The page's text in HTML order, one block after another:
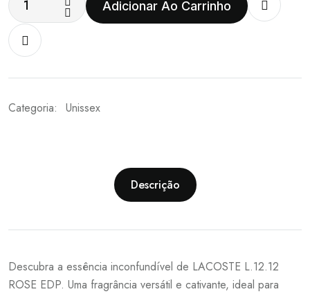
Adicionar Ao Carrinho
Categoria: Unissex
Descrição
Descubra a essência inconfundível de LACOSTE L.12.12
ROSE EDP. Uma fragrância versátil e cativante, ideal para